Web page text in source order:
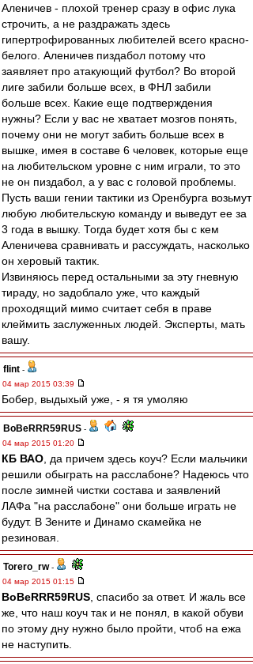
Аленичев - плохой тренер сразу в офис лука
строчить, а не раздражать здесь
гипертрофированных любителей всего красно-
белого. Аленичев пиздабол потому что
заявляет про атакующий футбол? Во второй
лиге забили больше всех, в ФНЛ забили
больше всех. Какие еще подтверждения
нужны? Если у вас не хватает мозгов понять,
почему они не могут забить больше всех в
вышке, имея в составе 6 человек, которые еще
на любительском уровне с ним играли, то это
не он пиздабол, а у вас с головой проблемы.
Пусть ваши гении тактики из Оренбурга возьмут
любую любительскую команду и выведут ее за
3 года в вышку. Тогда будет хотя бы с кем
Аленичева сравнивать и рассуждать, насколько
он херовый тактик.
Извиняюсь перед остальными за эту гневную
тираду, но задоблало уже, что каждый
проходящий мимо считает себя в праве
клеймить заслуженных людей. Эксперты, мать
вашу.
flint -
04 мар 2015 03:39
Бобер, выдыхый уже, - я тя умоляю
BoBeRRR59RUS -
04 мар 2015 01:20
КБ ВАО , да причем здесь коуч? Если мальчики
решили обыграть на расслабоне? Надеюсь что
после зимней чистки состава и заявлений
ЛАФа "на расслабоне" они больше играть не
будут. В Зените и Динамо скамейка не
резиновая.
Torero_rw-
04 мар 2015 01:15
BoBeRRR59RUS , спасибо за ответ. И жаль все
же, что наш коуч так и не понял, в какой обуви
по этому дну нужно было пройти, чтоб на ежа
не наступить.